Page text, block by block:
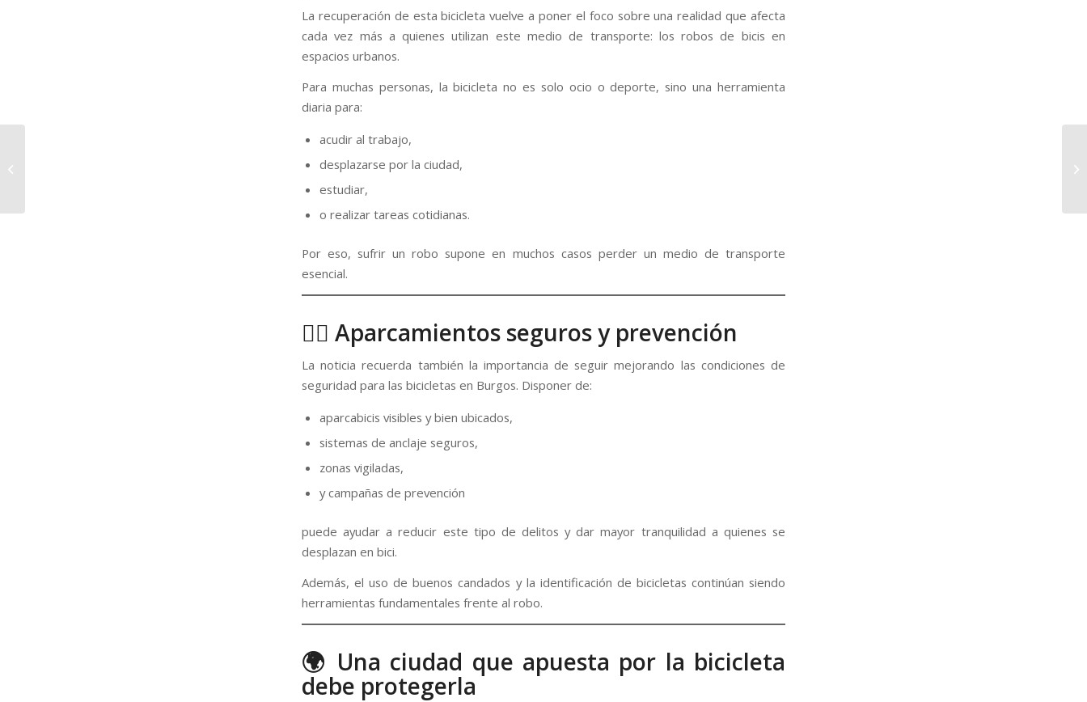
La recuperación de esta bicicleta vuelve a poner el foco sobre una realidad que afecta
cada vez más a quienes utilizan este medio de transporte: los robos de bicis en
espacios urbanos.
Para muchas personas, la bicicleta no es solo ocio o deporte, sino una herramienta
diaria para:
acudir al trabajo,
desplazarse por la ciudad,
estudiar,
o realizar tareas cotidianas.
Por eso, sufrir un robo supone en muchos casos perder un medio de transporte
esencial.
🚴‍♀️ Aparcamientos seguros y prevención
La noticia recuerda también la importancia de seguir mejorando las condiciones de
seguridad para las bicicletas en Burgos. Disponer de:
aparcabicis visibles y bien ubicados,
sistemas de anclaje seguros,
zonas vigiladas,
y campañas de prevención
puede ayudar a reducir este tipo de delitos y dar mayor tranquilidad a quienes se
desplazan en bici.
Además, el uso de buenos candados y la identificación de bicicletas continúan siendo
herramientas fundamentales frente al robo.
🌍 Una ciudad que apuesta por la bicicleta
debe protegerla